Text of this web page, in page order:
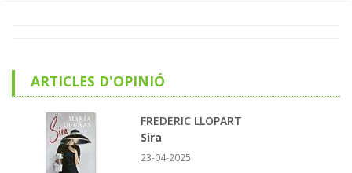
ARTICLES D'OPINIÓ
FREDERIC LLOPART
Sira
23-04-2025